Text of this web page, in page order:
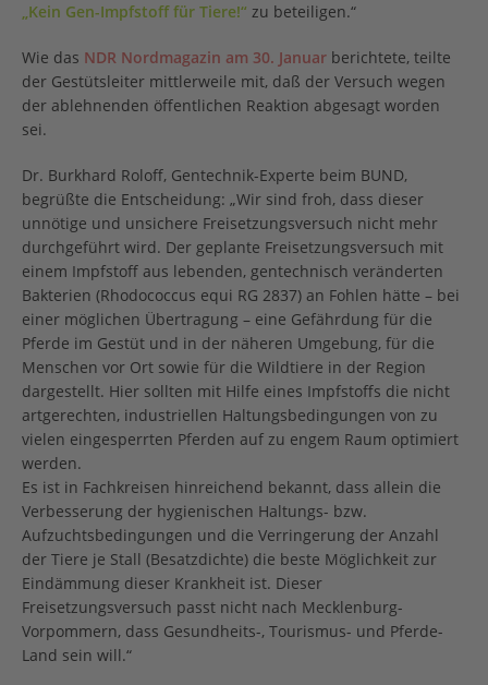
„Kein Gen-Impfstoff für Tiere!“ zu beteiligen.“
Wie das NDR Nordmagazin am 30. Januar berichtete, teilte
der Gestütsleiter mittlerweile mit, daß der Versuch wegen
der ablehnenden öffentlichen Reaktion abgesagt worden
sei.
Dr. Burkhard Roloff, Gentechnik-Experte beim BUND,
begrüßte die Entscheidung: „Wir sind froh, dass dieser
unnötige und unsichere Freisetzungsversuch nicht mehr
durchgeführt wird. Der geplante Freisetzungsversuch mit
einem Impfstoff aus lebenden, gentechnisch veränderten
Bakterien (Rhodococcus equi RG 2837) an Fohlen hätte – bei
einer möglichen Übertragung – eine Gefährdung für die
Pferde im Gestüt und in der näheren Umgebung, für die
Menschen vor Ort sowie für die Wildtiere in der Region
dargestellt. Hier sollten mit Hilfe eines Impfstoffs die nicht
artgerechten, industriellen Haltungsbedingungen von zu
vielen eingesperrten Pferden auf zu engem Raum optimiert
werden.
Es ist in Fachkreisen hinreichend bekannt, dass allein die
Verbesserung der hygienischen Haltungs- bzw.
Aufzuchtsbedingungen und die Verringerung der Anzahl
der Tiere je Stall (Besatzdichte) die beste Möglichkeit zur
Eindämmung dieser Krankheit ist. Dieser
Freisetzungsversuch passt nicht nach Mecklenburg-
Vorpommern, dass Gesundheits-, Tourismus- und Pferde-
Land sein will.“